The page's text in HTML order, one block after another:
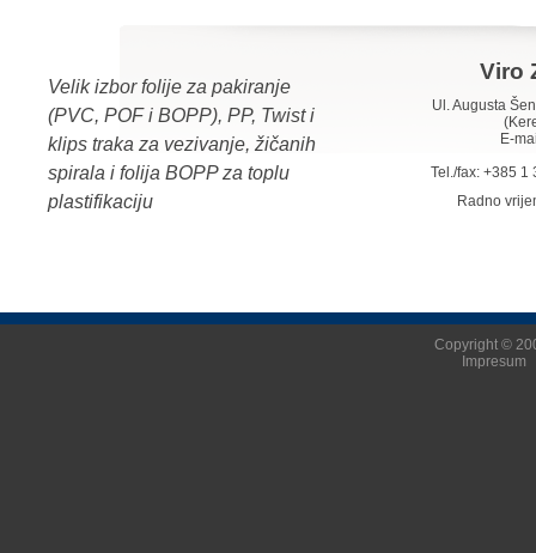
Velik izbor folije za pakiranje
(PVC, POF i BOPP), PP, Twist i
klips traka za vezivanje, žičanih
spirala i folija BOPP za toplu
plastifikaciju
Viro
Ul. Augusta
E-
Tel./fax: +385 1
Radno
Copyright ©
Impresum